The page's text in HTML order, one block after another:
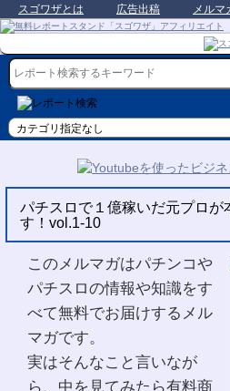
スゴワザとは 広告出稿 メルマ
パチスロで１億稼いだ元プロが
す！vol.1-10
このメルマガはパチンコや
パチスロの情報や知識をす
べて無料でお届けするメル
マガです。
実はそんなこと言いなが
ら、中を見てみたら有料商